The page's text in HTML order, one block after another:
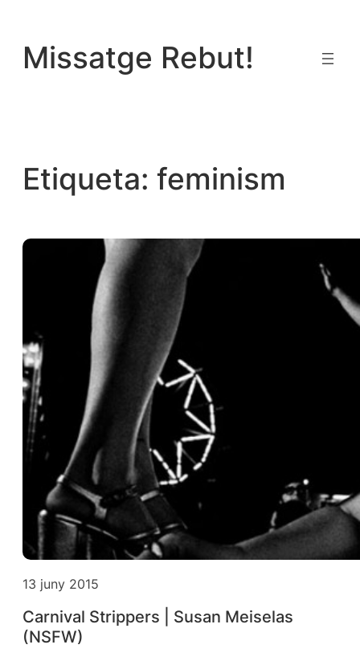
contingut
Missatge Rebut!
Etiqueta: feminism
13 juny 2015
Carnival Strippers | Susan Meiselas
(NSFW)